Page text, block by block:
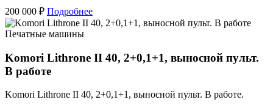
200 000 ₽ Подробнее
Печатные машины
Komori Lithrone II 40, 2+0,1+1, выносной пульт.
В работе
Komori Lithrone II 40, 2+0,1+1, выносной пульт. В работе.